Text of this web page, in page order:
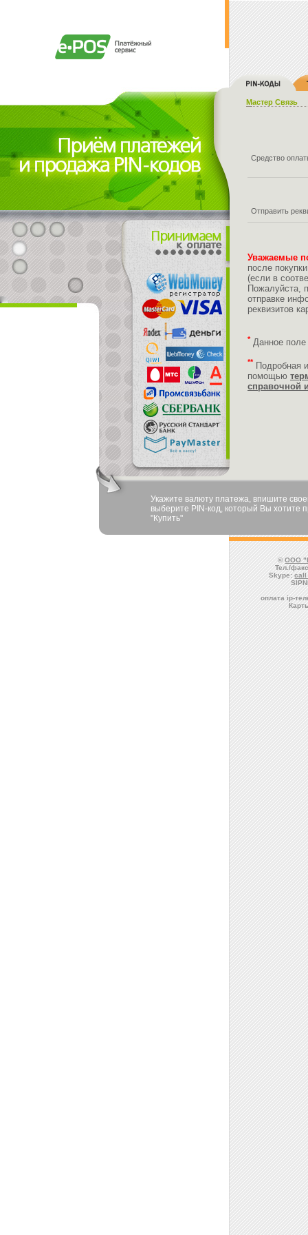
Мастер Связь
Средство
Отправить
Уважаемые
после
(если в
Пожалуйста,
отправке
реквизитов
* Данное поле
** Подробная
помощью
справочной
Укажите валюту платежа, впишите
выберите PIN-код, который Вы хотите
"Купить"
©ООО
Тел./
Skype:
оплата ip-